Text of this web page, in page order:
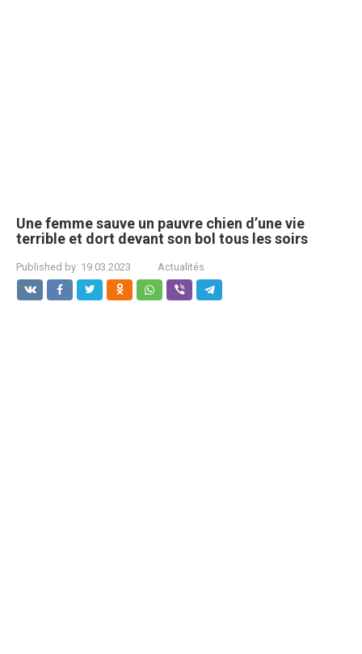
Une femme sauve un pauvre chien d’une vie
terrible et dort devant son bol tous les soirs
Published by: 19.03.2023 Actualités